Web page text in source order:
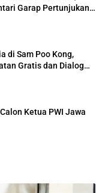
Garap Pertunjukan
di Sam Poo Kong,
Gratis dan Dialog
Ketua PWI Jawa